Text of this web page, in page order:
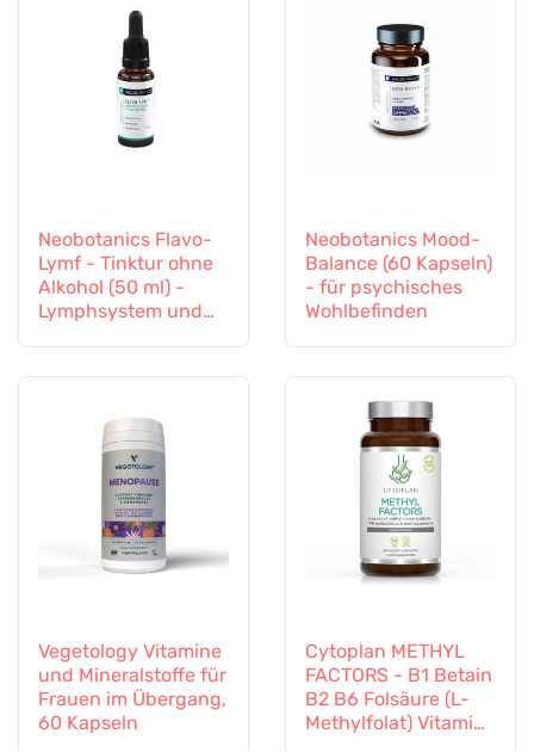
Neobotanics Flavo-
Lymf - Tinktur ohne
Alkohol (50 ml) -
Lymphsystem und
Neobotanics Mood-
Balance (60 Kapseln)
- für psychisches
Wohlbefinden
Vegetology Vitamine
und Mineralstoffe für
Frauen im Übergang,
60 Kapseln
Cytoplan METHYL
FACTORS - B1 Betain
B2 B6 Folsäure (L-
Methylfolat) Vitamin